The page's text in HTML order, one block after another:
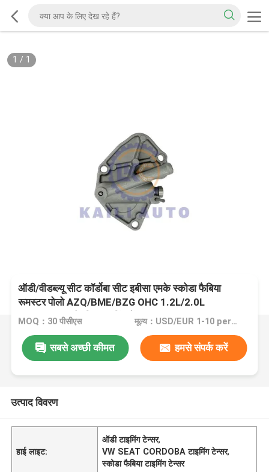
1 / 1
ऑडी/वीडब्ल्यू सीट कॉर्डोबा सीट इबीसा एमके स्कोडा फैबिया
रूमस्टर पोलो AZQ/BME/BZG OHC 1.2L/2.0L
03E109507 के लिए टाइमिंग टेंशनर
MOQ：30 पीसीएस मूल्य：USD/EUR 1-10 per pcs
सबसे अच्छी कीमत हमसे संपर्क करें
उत्पाद विवरण
हाई लाइट:
ऑडी टाइमिंग टेन्सर,
VW SEAT CORDOBA टाइमिंग टेन्सर,
स्कोडा फैबिया टाइमिंग टेन्सर